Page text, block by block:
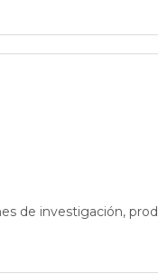
de investigación,